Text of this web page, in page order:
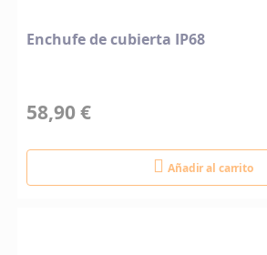
Enchufe de cubierta IP68
58,90 €
Añadir al carrito